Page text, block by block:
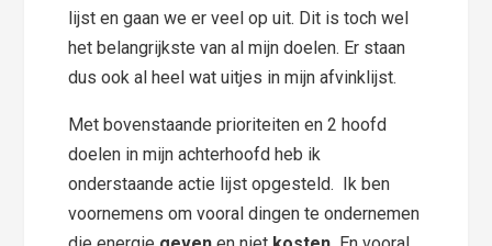
lijst en gaan we er veel op uit. Dit is toch wel
het belangrijkste van al mijn doelen. Er staan
dus ook al heel wat uitjes in mijn afvinklijst.
Met bovenstaande prioriteiten en 2 hoofd
doelen in mijn achterhoofd heb ik
onderstaande actie lijst opgesteld. Ik ben
voornemens om vooral dingen te ondernemen